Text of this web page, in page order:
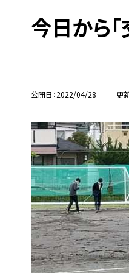
今日から
公開日 2022/04/28 更